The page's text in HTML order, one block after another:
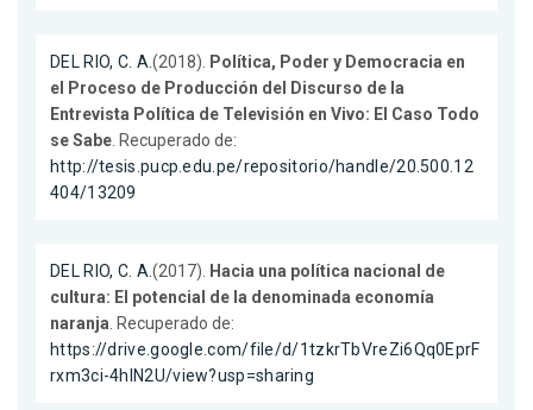
DEL RIO, C. A.(2018). Política, Poder y Democracia en
el Proceso de Producción del Discurso de la
Entrevista Política de Televisión en Vivo: El Caso Todo
se Sabe. Recuperado de:
http://tesis.pucp.edu.pe/repositorio/handle/20.500.12
404/13209
DEL RIO, C. A.(2017). Hacia una política nacional de
cultura: El potencial de la denominada economía
naranja. Recuperado de:
https://drive.google.com/file/d/1tzkrTbVreZi6Qq0EprF
rxm3ci-4hIN2U/view?usp=sharing